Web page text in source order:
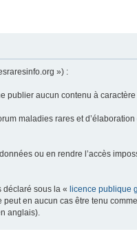
») :
publier aucun contenu à
maladies rares et
ou en rendre l’accès
déclaré sous la « licence publique
en aucun cas être tenu
anglais).